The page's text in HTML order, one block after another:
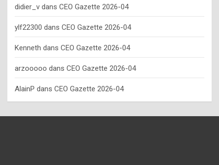
t
e
n
y
o
u
s
h
didier_v dans CEO Gazette 2026-04
ylf22300 dans CEO Gazette 2026-04
Kenneth dans CEO Gazette 2026-04
arzooooo dans CEO Gazette 2026-04
AlainP dans CEO Gazette 2026-04